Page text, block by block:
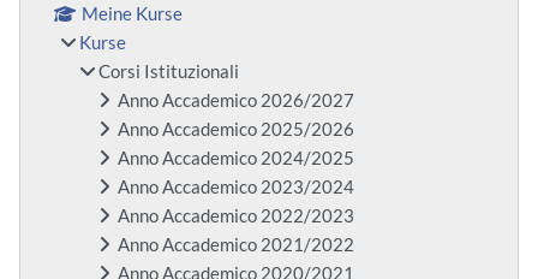
Meine Kurse
Kurse
Corsi Istituzionali
Anno Accademico 2026/2027
Anno Accademico 2025/2026
Anno Accademico 2024/2025
Anno Accademico 2023/2024
Anno Accademico 2022/2023
Anno Accademico 2021/2022
Anno Accademico 2020/2021